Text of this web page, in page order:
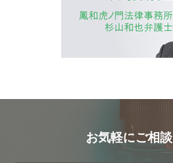
お気軽にご相